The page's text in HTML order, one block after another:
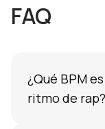
FAQ
¿Qué BPM
ritmo de rap?